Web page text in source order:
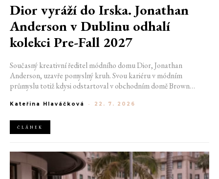
Dior vyráží do Irska. Jonathan
Anderson v Dublinu odhalí
kolekci Pre-Fall 2027
Současný kreativní ředitel módního domu Dior, Jonathan
Anderson, uzavře pomyslný kruh. Svou kariéru v módním
průmyslu totiž kdysi odstartoval v obchodním domě Brown
jedné z největších luxusních značek světa. V prosinci totiž v
Fall 2027.
Kateřina Hlaváčková - 22. 7. 2026
ČLÁNEK